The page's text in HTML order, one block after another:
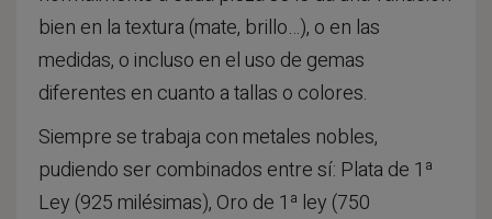
bien en la textura (mate, brillo…), o en las
medidas, o incluso en el uso de gemas
diferentes en cuanto a tallas o colores.
Siempre se trabaja con metales nobles,
pudiendo ser combinados entre sí: Plata de 1ª
Ley (925 milésimas), Oro de 1ª ley (750